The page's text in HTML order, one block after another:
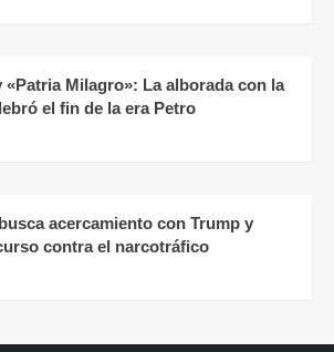
Milagro»: La alborada con la
el fin de la era Petro
acercamiento con Trump y
contra el narcotráfico